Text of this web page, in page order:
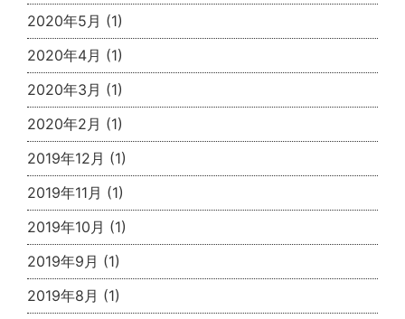
2020年5月 (1)
2020年4月 (1)
2020年3月 (1)
2020年2月 (1)
2019年12月 (1)
2019年11月 (1)
2019年10月 (1)
2019年9月 (1)
2019年8月 (1)